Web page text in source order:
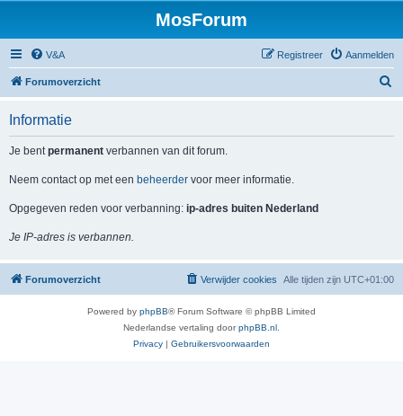
MosForum
V&A Aanmelden
Registreer
Forumoverzicht
Informatie
Je bentpermanent verbannen van dit forum.
Neem contact op met een beheerder voor meer informatie.
Opgegeven reden voor verbanning: ip-adres buiten Nederland
Je IP-adres is verbannen.
Forumoverzicht Alle tijden zijn UTC+01:00
Verwijder cookies
Powered by phpBB® Forum Software © phpBB Limited
Nederlandse vertaling doorphpBB.nl
Privacy | Gebruikersvoorwaarden